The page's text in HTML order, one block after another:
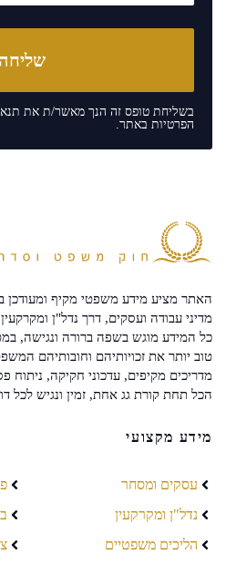
בשליחת טופס זה הנך מאשר/ת את
הפרטיות באתר.
האתר מציע מידע משפטי מקיף ומעודכן
מדיני עבודה ועסקים, דרך נדל"ן
כל המידע מוגש בשפה ברורה ונגישה,
טוב יותר את זכויותיהם וחובותיהם
מדריכים מקיפים, עדכוני חקיקה, ניתוח
הכל תחת קורת גג אחת, זמין ונגיש לכל
מידע מקצועי
עסקים ומסחר
נדל"ן ומקרקעין
הליכים משפטיים